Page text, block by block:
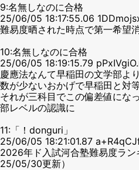
9:名無しなのに合格
25/06/05 18:17:55.06
難易度晒された時点で第一希望
10:名無しなのに合格
25/06/05 18:19:15.79
慶應法なんて早稲田の文学部よ
数が少ないおかげで早稲田と対
それが三科目でこの偏差値にな
部レベルの認識に
11:「！donguri」
25/06/05 18:21:01.87
2026年ド入試河合塾難易度ラ
25/05/30更新）